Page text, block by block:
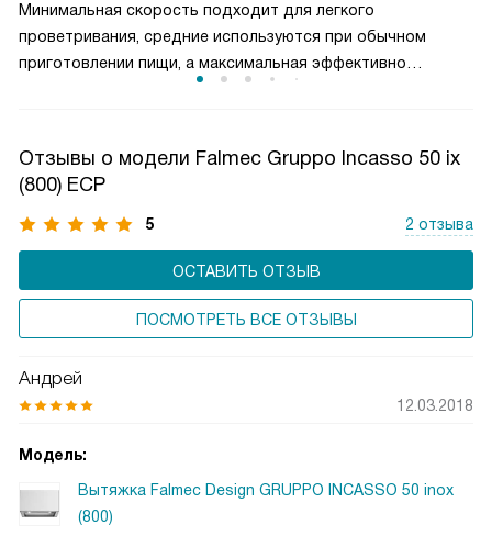
Минимальная скорость подходит для легкого
проветривания, средние используются при обычном
приготовлении пищи, а максимальная эффективно
может гибко управлять мощностью вытяжки, снижая
энергопотребление и продлевая срок службы двигателя,
сохраняя комфортную атмосферу на кухне.
Отзывы о модели Falmec Gruppo Incasso 50 ix
(800) ECP
5 2 отзыва
ОСТАВИТЬ ОТЗЫВ
ПОСМОТРЕТЬ ВСЕ ОТЗЫВЫ
Андрей
12.03.2018
Модель:
Вытяжка Falmec Design GRUPPO INCASSO 50 inox
(800)